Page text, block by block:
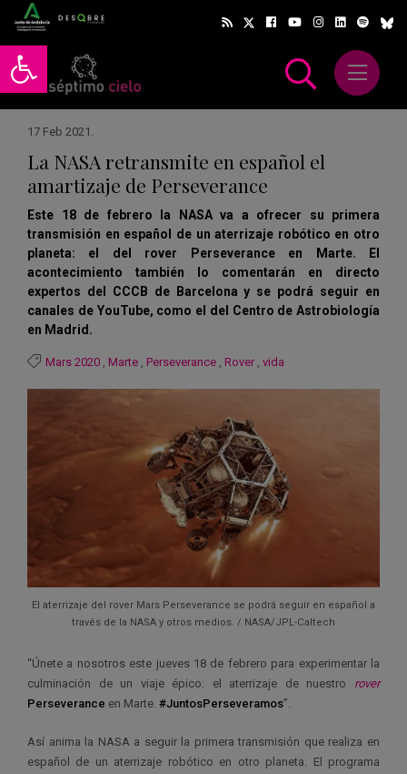
Abrir barra de herramientas
Abrir
17 Feb 2021 .
La NASA retransmite en español el
amartizaje de Perseverance
Este 18 de febrero la NASA va a ofrecer su primera
transmisión en español de un aterrizaje robótico en otro
planeta: el del rover Perseverance en Marte. El
acontecimiento también lo comentarán en directo
expertos del CCCB de Barcelona y se podrá seguir en
canales de YouTube, como el del Centro de Astrobiología
en Madrid.
Mars 2020 , Marte , Perseverance , Rover , vida
El aterrizaje del rover Mars Perseverance se podrá seguir en español a
través de la NASA y otros medios. / NASA/JPL-Caltech
“Únete a nosotros este jueves 18 de febrero para experimentar la
culminación de un viaje épico: el aterrizaje de nuestro rover
Perseverance en Marte. #JuntosPerseveramos”.
Así anima la NASA a seguir la primera transmisión que realiza en
español de un aterrizaje robótico en otro planeta. El programa